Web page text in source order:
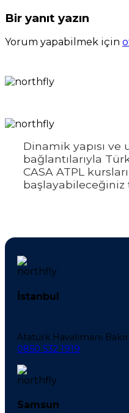
Bir yanıt yazın
Yorum yapabilmek için
Dinamik yapısı ve
bağlantılarıyla
CASA ATPL
başlayabileceğiniz
İstanbul
Atatürk Havalimanı
0850 532 1919
Samsun